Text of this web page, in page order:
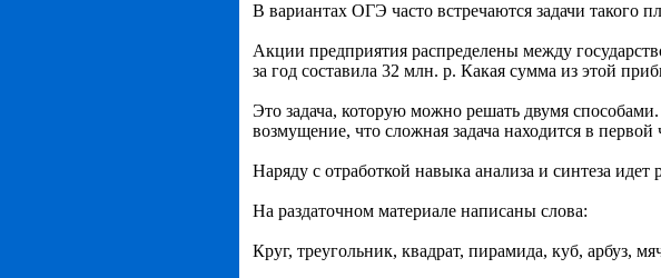
В вариантах ОГЭ часто встречаются задачи такого
Акции предприятия распределены между
за год составила 32 млн. р. Какая сумма из этой
Это задача, которую можно решать двумя
возмущение, что сложная задача находится в первой
Наряду с отработкой навыка анализа и синтеза
На раздаточном материале написаны слова:
Круг, треугольник, квадрат, пирамида, куб, арбуз,